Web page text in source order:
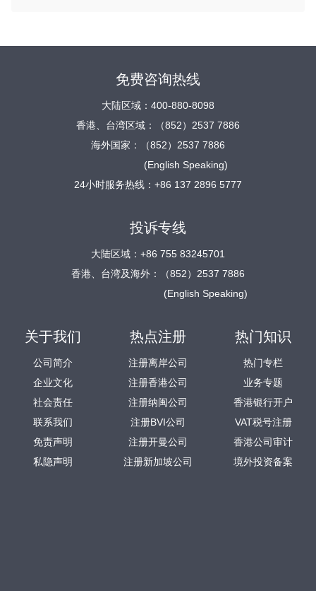
免费咨询热线
大陆区域：400-880-8098
香港、台湾区域：（852）2537 7886
海外国家：（852）2537 7886
(English Speaking)
24小时服务热线：+86 137 2896 5777
投诉专线
大陆区域：+86 755 83245701
香港、台湾及海外：（852）2537 7886
(English Speaking)
关于我们
公司简介
企业文化
社会责任
联系我们
免责声明
私隐声明
热点注册
注册离岸公司
注册香港公司
注册纳闽公司
注册BVI公司
注册开曼公司
注册新加坡公司
热门知识
热门专栏
业务专题
香港银行开户
VAT税号注册
香港公司审计
境外投资备案